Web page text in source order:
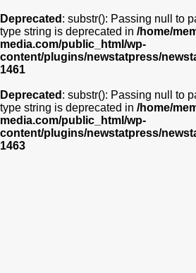
Deprecated : substr(): Passing null to
type string is deprecated in /home/
media.com/public_html/wp-
content/plugins/newstatpress/
1461
Deprecated : substr(): Passing null to
type string is deprecated in /home/
media.com/public_html/wp-
content/plugins/newstatpress/
1463